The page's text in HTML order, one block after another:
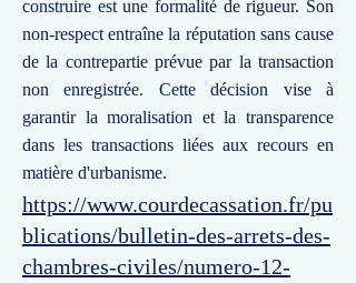
construire est une formalité de rigueur. Son
non-respect entraîne la réputation sans cause
de la contrepartie prévue par la transaction
non enregistrée. Cette décision vise à
garantir la moralisation et la transparence
dans les transactions liées aux recours en
matière d'urbanisme.
https://www.courdecassation.fr/pu
blications/bulletin-des-arrets-des-
chambres-civiles/numero-12-